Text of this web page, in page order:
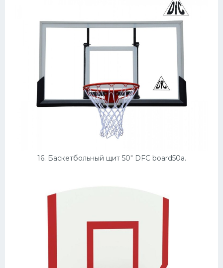
16. Баскетбольный щит 50" DFC board50a.